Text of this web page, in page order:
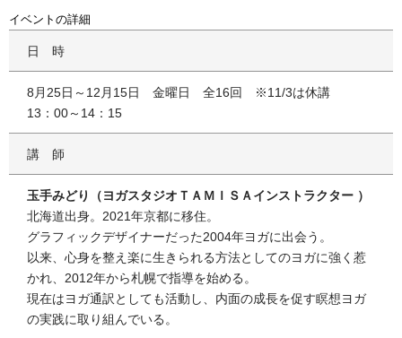
イベントの詳細
日時
8月25日～12月15日 金曜日 全16回 ※11/3は休講
13：00～14：15
講師
玉手みどり（ヨガスタジオＴＡＭＩＳＡインストラクター ）
北海道出身。2021年京都に移住。
グラフィックデザイナーだった2004年ヨガに出会う。
以来、心身を整え楽に生きられる方法としてのヨガに強く惹
かれ、2012年から札幌で指導を始める。
現在はヨガ通訳としても活動し、内面の成長を促す瞑想ヨガ
の実践に取り組んでいる。